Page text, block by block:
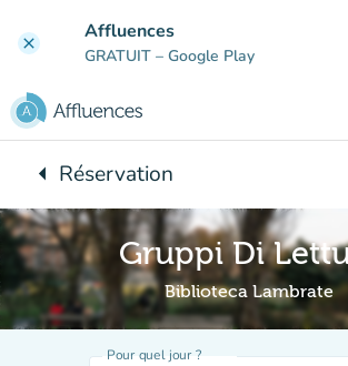
clear Affluences
GRATUIT – Google Play
arrow_leftRetour à :
Réservation
Gruppi Di
Biblioteca Lambrate
Pour quel jour ?